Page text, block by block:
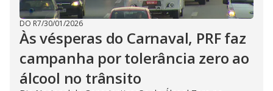
DO R7/30/01/2026
Às vésperas do Carnaval, PRF faz
campanha por tolerância zero ao
álcool no trânsito